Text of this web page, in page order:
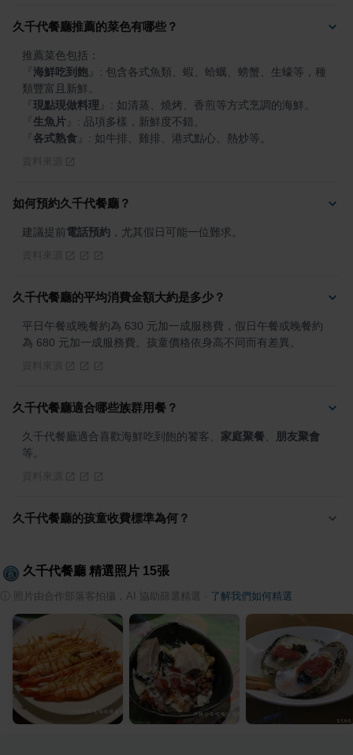
久千代餐廳推薦的菜色有哪些？
海鮮吃到飽
: 包含各式魚類、蝦、蛤蠣、螃蟹、生蠔等，種
現點現做料理
生魚片
各式熟食 : 如牛排、雞排、港式點心、熱炒等。
如何預約久千代餐廳？
建議提前電話預約 ，尤其假日可能一位難求。
久千代餐廳的平均消費金額大約是多少？
平日午餐或晚餐約為 630 元加一成服務費，假日午餐或晚餐約
為 680 元加一成服務費。孩童價格依身高不同而有差異。
久千代餐廳適合哪些族群用餐？
久千代餐廳適合喜歡海鮮吃到飽的饕客、 家庭聚餐
朋友聚會
等。
久千代餐廳的孩童收費標準為何？
久千代餐廳 精選照片 15張
照片由合作部落客拍攝，AI 協助篩選精選 了解我們如何精選